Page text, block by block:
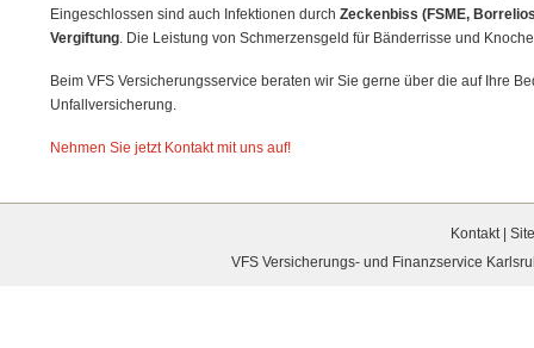
Eingeschlossen sind auch Infektionen durch Zeckenbiss (FSME,
Vergiftung. Die Leistung von Schmerzensgeld für Bänderrisse und
Beim VFS Versicherungsservice beraten wir Sie gerne über die auf Ihre
Unfallversicherung.
Nehmen Sie jetzt Kontakt mit uns auf!
Kontakt|
VFS Versicherungs- und Finanzservice